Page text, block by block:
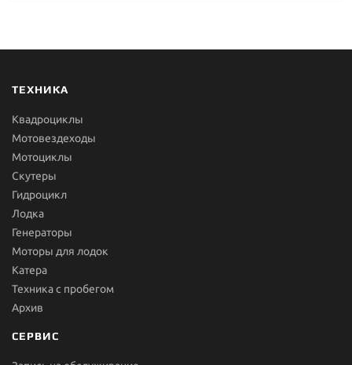
ТЕХНИКА
Квадроциклы
Мотовездеходы
Мотоциклы
Скутеры
Гидроцикл
Лодка
Генераторы
Моторы для лодок
Катера
Техника с пробегом
Архив
СЕРВИС